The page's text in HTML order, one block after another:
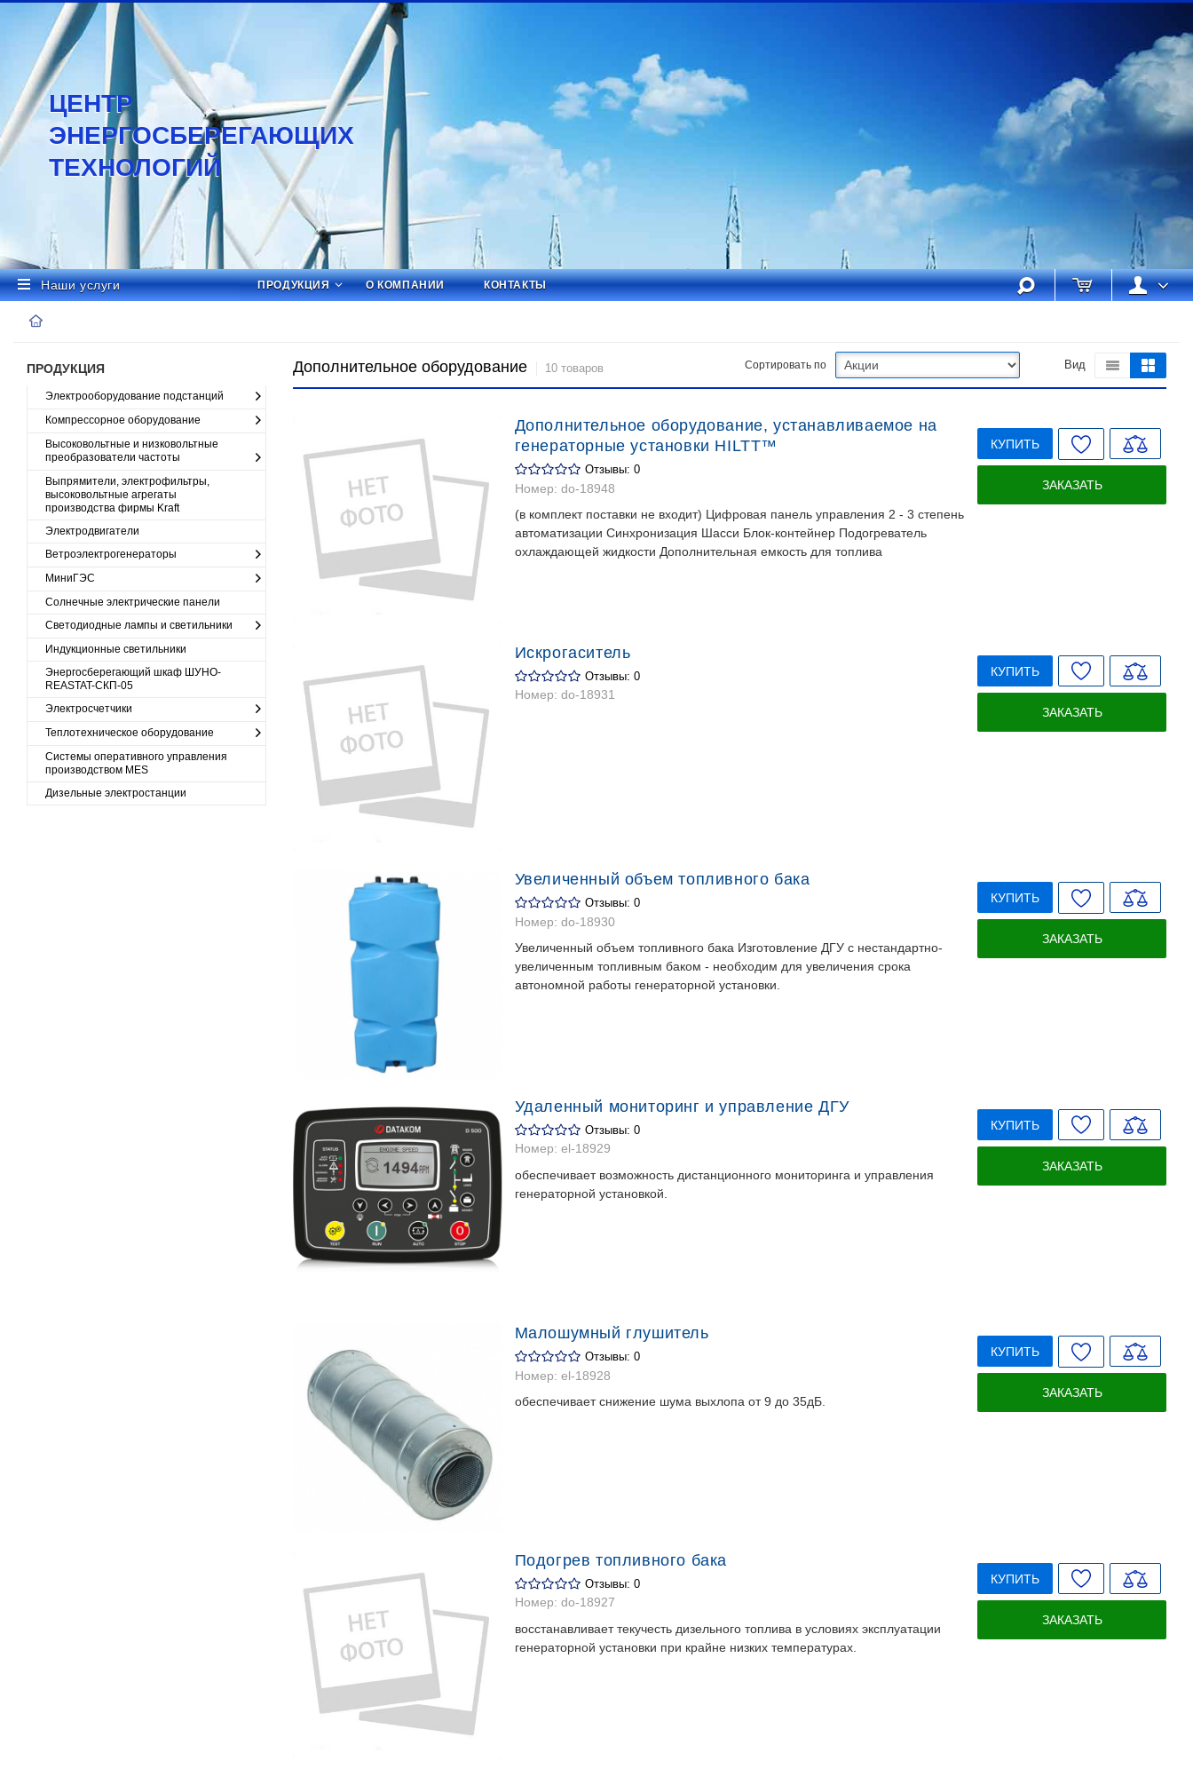
ЦЕНТР
ЭНЕРГОСБЕРЕГАЮЩИХ
ТЕХНОЛОГИЙ
Наши услуги ПРОДУКЦИЯ О КОМПАНИИ КОНТАКТЫ
ПРОДУКЦИЯ
Электрооборудование подстанций
Компрессорное оборудование
Высоковольтные и низковольтные
преобразователи частоты
Выпрямители, электрофильтры,
высоковольтные агрегаты
производства фирмы Kraft
Электродвигатели
Ветроэлектрогенераторы
МиниГЭС
Солнечные электрические панели
Светодиодные лампы и светильники
Индукционные светильники
Энергосберегающий шкаф ШУНО-
REASTAT-СКП-05
Электросчетчики
Теплотехническое оборудование
Cистемы оперативного управления
производством MES
Дизельные электростанции
Дополнительное оборудование 10 товаров Сортировать по Вид
Дополнительное оборудование, устанавливаемое на
генераторные установки HILTT™
Отзывы: 0
Номер: do-18948
(в комплект поставки не входит) Цифровая панель управления 2 - 3 степень
автоматизации Синхронизация Шасси Блок-контейнер Подогреватель
охлаждающей жидкости Дополнительная емкость для топлива
КУПИТЬ
ЗАКАЗАТЬ
Искрогаситель
Отзывы: 0
Номер: do-18931
КУПИТЬ
ЗАКАЗАТЬ
Увеличенный объем топливного бака
Отзывы: 0
Номер: do-18930
Увеличенный объем топливного бака Изготовление ДГУ с нестандартно-
увеличенным топливным баком - необходим для увеличения срока
автономной работы генераторной установки.
КУПИТЬ
ЗАКАЗАТЬ
Удаленный мониторинг и управление ДГУ
Отзывы: 0
Номер: el-18929
обеспечивает возможность дистанционного мониторинга и управления
генераторной установкой.
КУПИТЬ
ЗАКАЗАТЬ
Малошумный глушитель
Отзывы: 0
Номер: el-18928
обеспечивает снижение шума выхлопа от 9 до 35дБ.
КУПИТЬ
ЗАКАЗАТЬ
Подогрев топливного бака
Отзывы: 0
Номер: do-18927
восстанавливает текучесть дизельного топлива в условиях эксплуатации
генераторной установки при крайне низких температурах.
КУПИТЬ
ЗАКАЗАТЬ